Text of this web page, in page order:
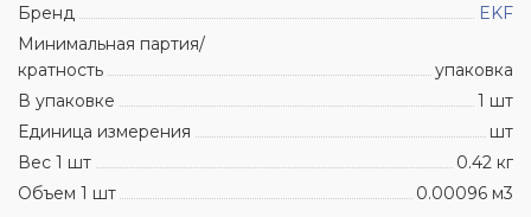
Бренд
EKF
Минимальная партия/
кратность
упаковка
В упаковке
1 шт
Единица измерения
шт
Вес 1 шт
0.42 кг
Объем 1 шт
0.00096 м3